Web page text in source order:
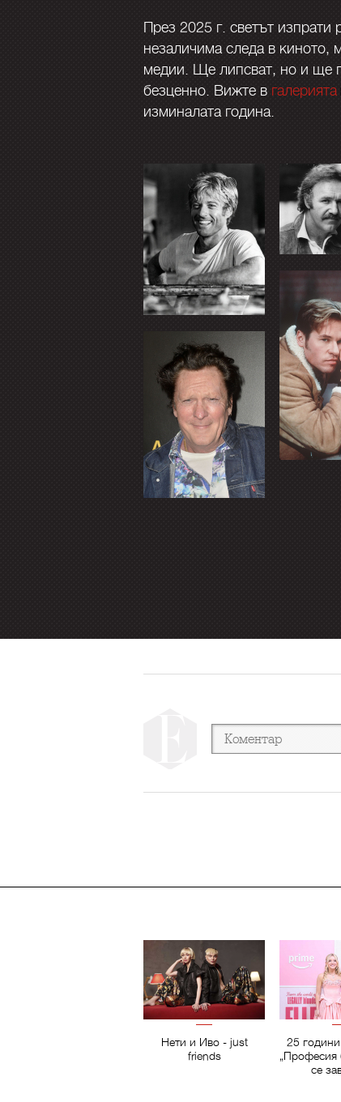
През 2025 г. светът изпрати
незаличима следа в киното,
медии. Ще липсват, но и ще
безценно. Вижте в галерията
изминалата година.
Нети и Иво - just
friends
25
„Професия
се